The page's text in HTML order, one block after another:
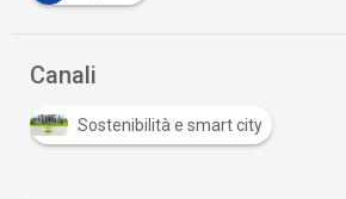
Canali
Sostenibilità e smart city